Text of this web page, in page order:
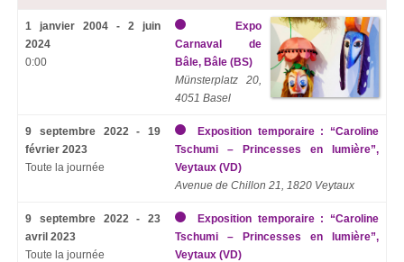
1 janvier 2004 - 2 juin
2024
0:00
Expo
Carnaval de
Bâle, Bâle (BS)
Münsterplatz 20,
4051 Basel
9 septembre 2022 - 19
février 2023
Toute la journée
Exposition temporaire : “Caroline
Tschumi – Princesses en lumière”,
Veytaux (VD)
Avenue de Chillon 21, 1820 Veytaux
9 septembre 2022 - 23
avril 2023
Toute la journée
Exposition temporaire : “Caroline
Tschumi – Princesses en lumière”,
Veytaux (VD)